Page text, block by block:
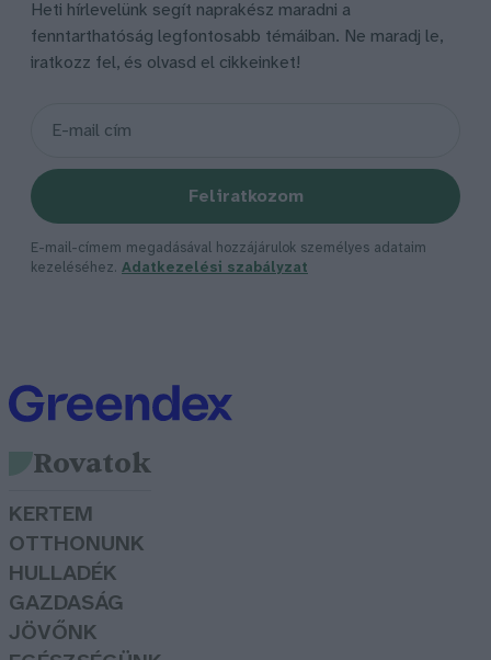
Heti hírlevelünk segít naprakész maradni a
fenntarthatóság legfontosabb témáiban. Ne maradj le,
iratkozz fel, és olvasd el cikkeinket!
Feliratkozom
E-mail-címem megadásával hozzájárulok személyes adataim
kezeléséhez. Adatkezelési szabályzat
Rovatok
KERTEM
OTTHONUNK
HULLADÉK
GAZDASÁG
JÖVŐNK